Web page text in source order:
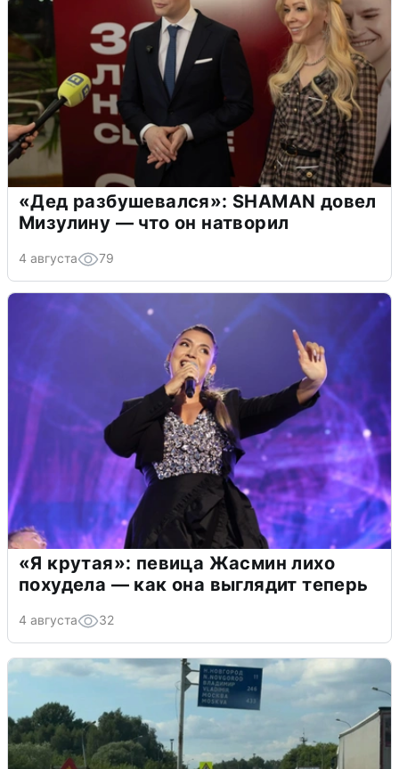
«Дед разбушевался»: SHAMAN довел
Мизулину — что он натворил
4 августа 79
«Я крутая»: певица Жасмин лихо
похудела — как она выглядит теперь
4 августа 32